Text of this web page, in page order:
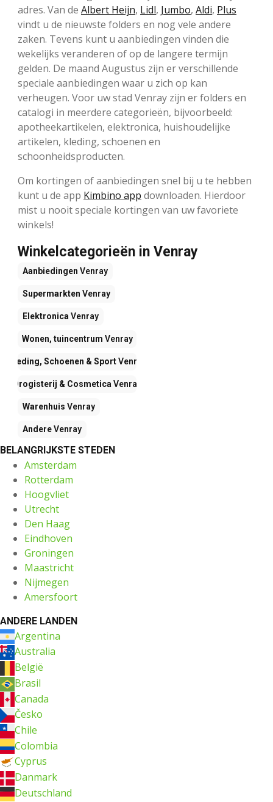
adres. Van de Albert Heijn, Lidl, Jumbo, Aldi, Plus
vindt u de nieuwste folders en nog vele andere
zaken. Tevens kunt u aanbiedingen vinden die
wekelijks veranderen of op de langere termijn
gelden. De maand Augustus zijn er verschillende
speciale aanbiedingen waar u zich op kan
verheugen. Voor uw stad Venray zijn er folders en
catalogi in meerdere categorieën, bijvoorbeeld:
apotheekartikelen, elektronica, huishoudelijke
artikelen, kleding, schoenen en
schoonheidsproducten.
Om kortingen of aanbiedingen snel bij u te hebben
kunt u de app Kimbino app downloaden. Hierdoor
mist u nooit speciale kortingen van uw favoriete
winkels!
Winkelcategorieën in Venray
Aanbiedingen Venray
Supermarkten Venray
Elektronica Venray
Wonen, tuincentrum Venray
Kleding, Schoenen & SportVenray
Drogisterij & Cosmetica Venray
Warenhuis Venray
AndereVenray
BELANGRIJKSTE STEDEN
Amsterdam
Rotterdam
Hoogvliet
Utrecht
Den Haag
Eindhoven
Groningen
Maastricht
Nijmegen
Amersfoort
ANDERE LANDEN
Argentina
Australia
België
Brasil
Canada
Česko
Chile
Colombia
Cyprus
Danmark
Deutschland